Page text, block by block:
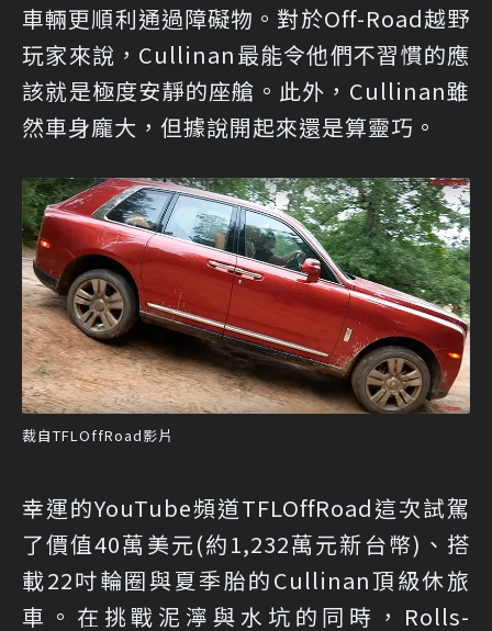
車輛更順利通過障礙物。對於Off-Road越野
玩家來說，Cullinan最能令他們不習慣的應
該就是極度安靜的座艙。此外，Cullinan雖
然車身龐大，但據說開起來還是算靈巧。
裁自TFLOffRoad影片
幸運的YouTube頻道TFLOffRoad這次試駕
了價值40萬美元(約1,232萬元新台幣)、搭
載22吋輪圈與夏季胎的Cullinan頂級休旅
車。在挑戰泥濘與水坑的同時，Rolls-